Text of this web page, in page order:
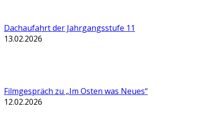
Dachaufahrt der Jahrgangsstufe 11
13.02.2026
Filmgespräch zu „Im Osten was Neues“
12.02.2026